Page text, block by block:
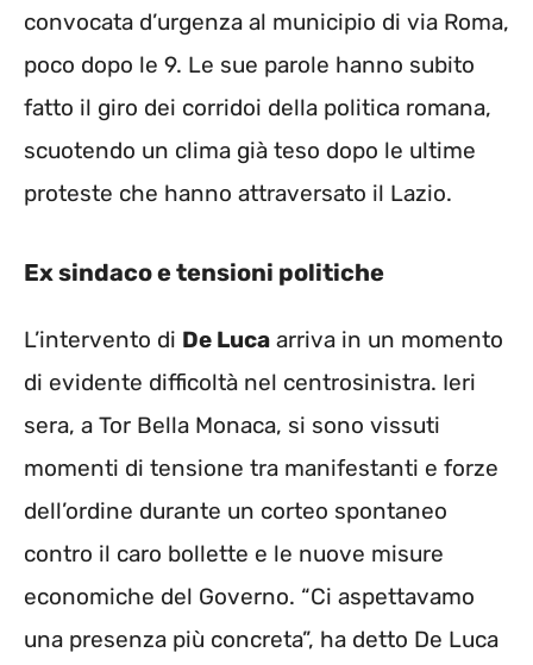
convocata d’urgenza al municipio di via Roma,
poco dopo le 9. Le sue parole hanno subito
fatto il giro dei corridoi della politica romana,
scuotendo un clima già teso dopo le ultime
proteste che hanno attraversato il Lazio.
Ex sindaco e tensioni politiche
L’intervento di De Luca arriva in un momento
di evidente difficoltà nel centrosinistra. Ieri
sera, a Tor Bella Monaca, si sono vissuti
momenti di tensione tra manifestanti e forze
dell’ordine durante un corteo spontaneo
contro il caro bollette e le nuove misure
economiche del Governo. “Ci aspettavamo
una presenza più concreta”, ha detto De Luca